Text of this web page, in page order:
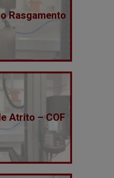
Rasgamento
Atrito – COF